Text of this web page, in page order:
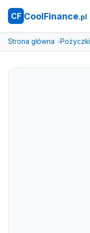
CF CoolFinance.pl
Strona główna Pożyczki